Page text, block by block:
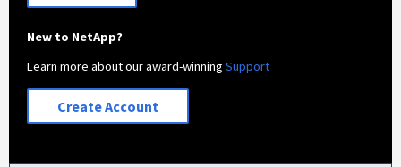
New to NetApp?
Learn more about our award-winningSupport
Create Account